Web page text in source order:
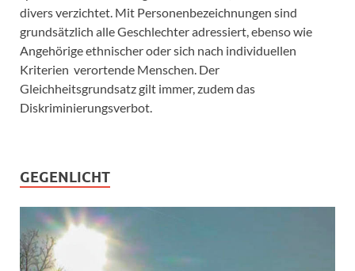
divers verzichtet. Mit Personenbezeichnungen sind
grundsätzlich alle Geschlechter adressiert, ebenso wie
Angehörige ethnischer oder sich nach individuellen
Kriterien verortende Menschen. Der
Gleichheitsgrundsatz gilt immer, zudem das
Diskriminierungsverbot.
GEGENLICHT